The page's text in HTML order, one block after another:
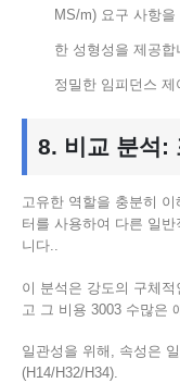
MS/m) 요구 사항
한 성형성을 제공
정밀한 임피던스
8. 비교 분석:
고유한 역할을 충분히
터를 사용하여 다른 일
니다..
이 분석은 강도의 구체
고 그 비용 3003 수많은
일관성을 위해, 속성은
(H14/H32/H34).